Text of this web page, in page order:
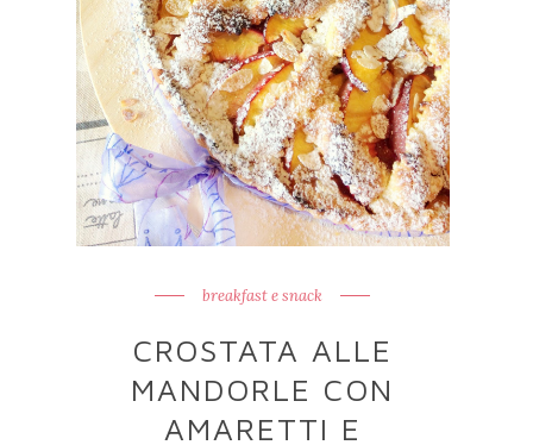
breakfast e snack
CROSTATA ALLE
MANDORLE CON
AMARETTI E